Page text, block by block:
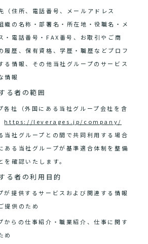
（住所、電話番号、メールアドレス
織の名称・部署名・所在地・役職名・メ
・電話番号・FAX番号、お取引やご商
履歴、保有資格、学歴・職歴などプロフ
る情報、その他当社グループのサービス
情報
る者の範囲
各社（外国にある当社グループ会社を含
https://leverages.jp/company/
当社グループとの間で共同利用する場合
ある当社グループが基準適合体制を整備
を確認いたします。
る者の利用目的
が提供するサービスおよび関連する情報
提供のため
からの仕事紹介・職業紹介、仕事に関す
め